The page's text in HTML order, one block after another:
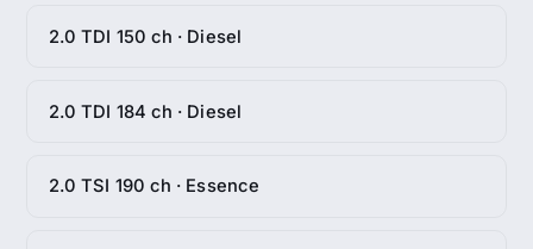
2.0 TDI 150 ch · Diesel
2.0 TDI 184 ch · Diesel
2.0 TSI 190 ch · Essence